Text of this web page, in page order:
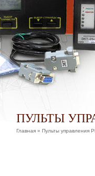
ПУЛЬТЫ
Главная » Пульты